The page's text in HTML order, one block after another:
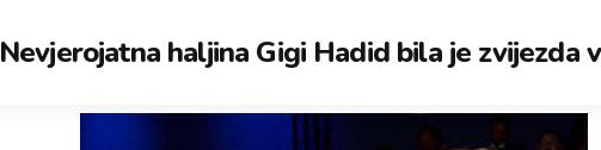
Nevjerojatna haljina Gigi Hadid bila je zvijezda